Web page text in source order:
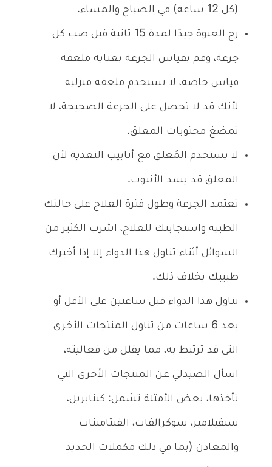
(كل 12 ساعة) في الصباح والمساء.
رج العبوة جيدًا لمدة 15 ثانية قبل صب كل
جرعة، وقم بقياس الجرعة بعناية ملعقة
قياس خاصة، لا تستخدم ملعقة منزلية
لأنك قد لا تحصل على الجرعة الصحيحة، لا
تمضغ محتويات المعلق.
لا يستخدم المُعلق مع أنابيب التغذية لأن
المعلق قد يسد الأنبوب.
تعتمد الجرعة وطول فترة العلاج على حالتك
الطبية واستجابتك للعلاج، اشرب الكثير من
السوائل أثناء تناول هذا الدواء إلا إذا أخبرك
طبيبك بخلاف ذلك.
تناول هذا الدواء قبل ساعتين على الأقل أو
بعد 6 ساعات من تناول المنتجات الأخرى
التي قد ترتبط به، مما يقلل من فعاليته،
اسأل الصيدلي عن المنتجات الأخرى التي
تأخذها، بعض الأمثلة تشمل: كينابريل،
سيفيلامير، سوكرالفات، الفيتامينات
والمعادن (بما في ذلك مكملات الحديد